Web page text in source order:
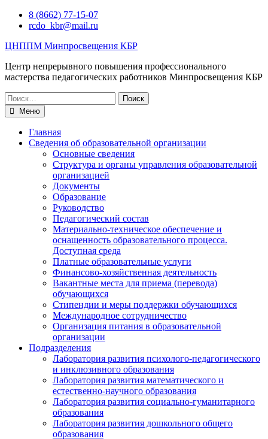
Перейти8 (8662) 77-15-07
rcdo_kbr@mail.ru
ЦНППМ Минпросвещения КБР
Центр непрерывного повышения профессионального
мастерства педагогических работников Минпросвещения КБР
Искать:
Меню
Главная
Сведения об образовательной организации
Основные сведения
Структура и органы управления образовательной
организацией
Документы
Образование
Руководство
Педагогический состав
Материально-техническое обеспечение и
оснащенность образовательного процесса.
Доступная среда
Платные образовательные услуги
Финансово-хозяйственная деятельность
Вакантные места для приема (перевода)
обучающихся
Стипендии и меры поддержки обучающихся
Международное сотрудничество
Организация питания в образовательной
организации
Подразделения
Лаборатория развития психолого-педагогического
и инклюзивного образования
Лаборатория развития математического и
естественно-научного образования
Лаборатория развития социально-гуманитарного
образования
Лаборатория развития дошкольного общего
образования